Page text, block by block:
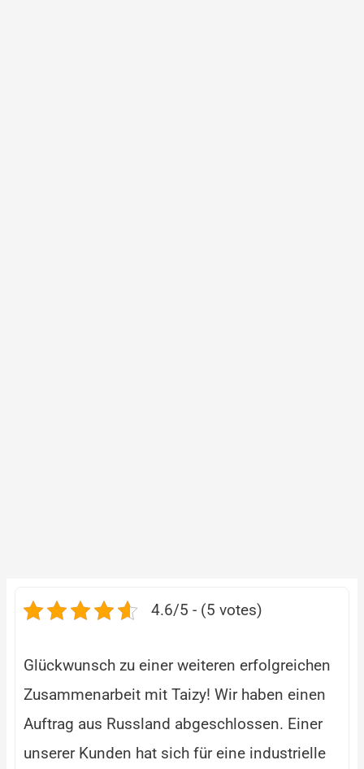
4.6/5 - (5 votes)
Glückwunsch zu einer weiteren erfolgreichen
Zusammenarbeit mit Taizy! Wir haben einen
Auftrag aus Russland abgeschlossen. Einer
unserer Kunden hat sich für eine industrielle